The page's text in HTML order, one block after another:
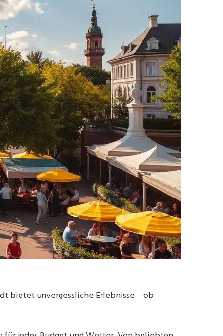
bietet unvergessliche Erlebnisse – ob